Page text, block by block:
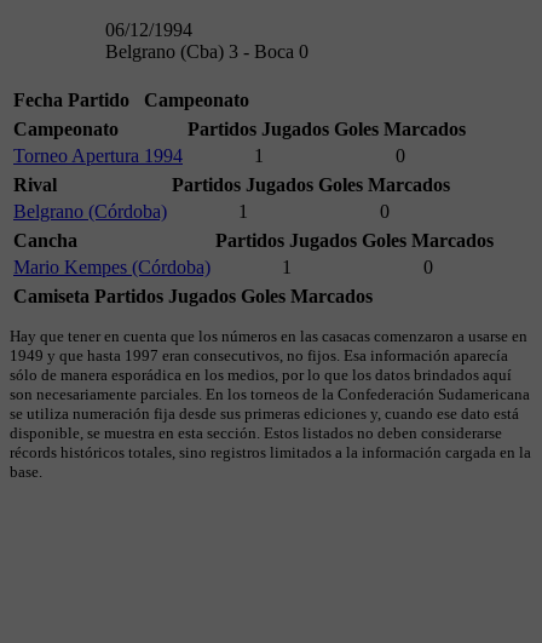
06/12/1994
Belgrano (Cba) 3 - Boca 0
Fecha Partido
Campeonato
Campeonato
Partidos Jugados Goles Marcados
Torneo Apertura 1994
1
0
Rival
Partidos Jugados Goles Marcados
Belgrano (Córdoba)
1
0
Cancha
Partidos Jugados Goles Marcados
Mario Kempes (Córdoba)
1
0
Camiseta Partidos Jugados Goles Marcados
Hay que tener en cuenta que los números en las casacas comenzaron a usarse en
1949 y que hasta 1997 eran consecutivos, no fijos. Esa información aparecía
sólo de manera esporádica en los medios, por lo que los datos brindados aquí
son necesariamente parciales. En los torneos de la Confederación Sudamericana
se utiliza numeración fija desde sus primeras ediciones y, cuando ese dato está
disponible, se muestra en esta sección. Estos listados no deben considerarse
récords históricos totales, sino registros limitados a la información cargada en la
base.